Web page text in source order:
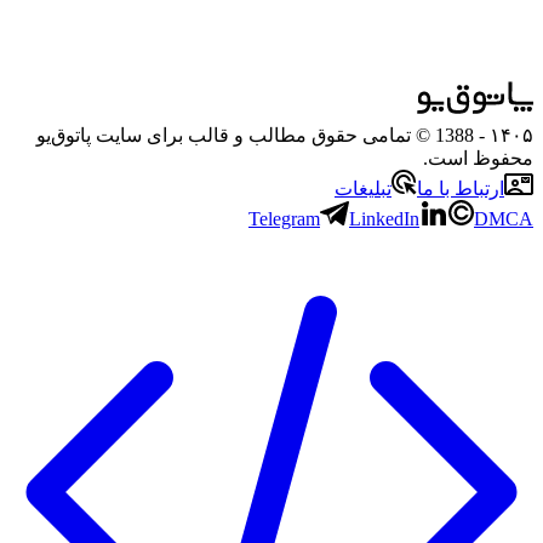
۱۴۰۵
- 1388 © تمامی حقوق مطالب و قالب برای سایت پاتوق‌یو
محفوظ است.
ارتباط با ما
تبلیغات
Telegram
LinkedIn DMCA